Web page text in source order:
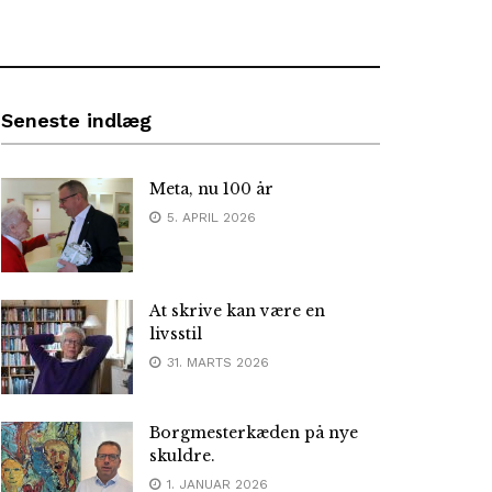
Seneste indlæg
Meta, nu 100 år
5. APRIL 2026
At skrive kan være en
livsstil
31. MARTS 2026
Borgmesterkæden på nye
skuldre.
1. JANUAR 2026